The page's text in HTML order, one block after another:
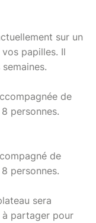
sur un
papilles. Il
de
personnes.
de
personnes.
sera
partager pour